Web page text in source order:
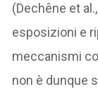
(Dechêne et
esposizioni e
meccanismi
non è dunque